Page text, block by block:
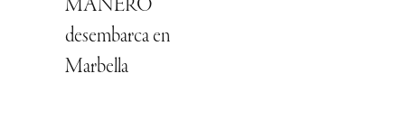
MANERO
desembarca en
Marbella